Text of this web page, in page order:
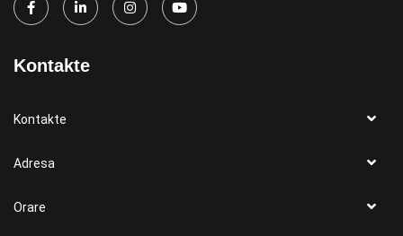
Kontakte
Kontakte
Adresa
Orare